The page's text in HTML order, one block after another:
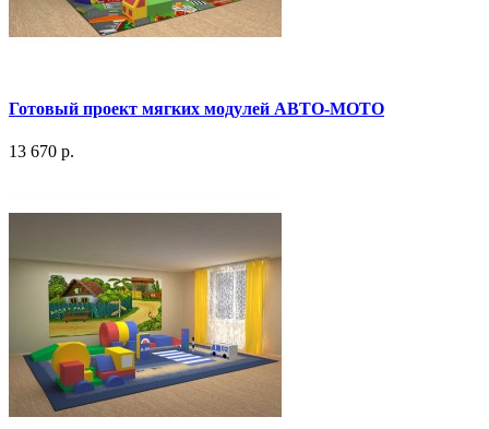
Готовый проект мягких модулей АВТО-МОТО
13 670 р.